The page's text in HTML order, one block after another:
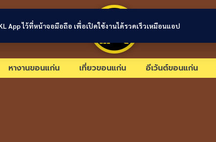
ขอนแก่นลิงก์
หางานขอนแก่น เที่ยวขอนแก่น อีเว้นต์ขอนแก่น
App ไว้ที่หน้าจอมือถือ เพื่อเปิดใช้งานได้รวดเร็วเหมือนแอป